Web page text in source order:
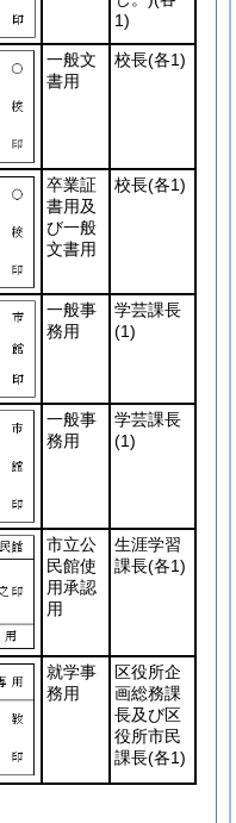
1)
一般文
書用
校長(各1)
卒業証
書用及
び一般
文書用
校長(各1)
一般事
務用
学芸課長
(1)
一般事
務用
学芸課長
(1)
市立公
民館使
用承認
用
生涯学習
課長(各1)
就学事
務用
区役所企
画総務課
長及び区
役所市民
課長(各1)